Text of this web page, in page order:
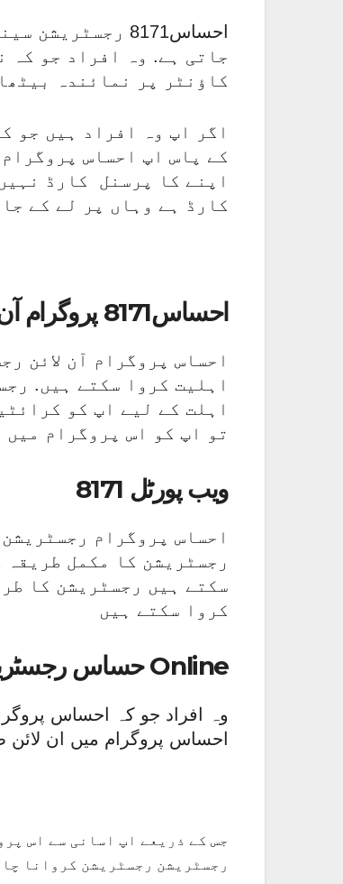
احساس8171
جاتی ہے. وہ افراد جو کہ
کاؤنٹر پر نمائندہ
اگر اپ وہ افراد ہیں جو
کے پاس اپ احساس
اپنے کا پرسنل کارڈ
کارڈ ہے وہاں پر لے کے
احساس8171 پروگرام آن لائن رجسٹریشن
احساس پروگرام آن لائن
اہلیت کروا سکتے ہیں.
اہلت کے لیے اپ کو
تو اپ کو اس پروگرام میں
8171 ویب پورٹل
احساس پروگرام
رجسٹریشن کا مکمل
سکتے ہیں رجسٹریشن کا
کروا سکتے ہیں
حساس رجسٹریشن سنٹر Online
وہ افراد جو کہ احساس
احساس پروگرام میں ان
جس کے ذریعے اپ اسانی سے اس
رجسٹریشن رجسٹریشن کروانا